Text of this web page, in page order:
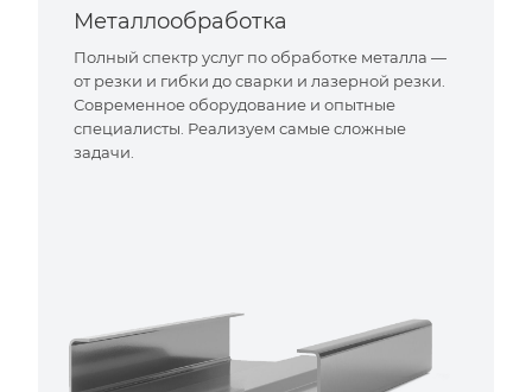
Металлообработка
Полный спектр услуг по обработке металла —
от резки и гибки до сварки и лазерной резки.
Современное оборудование и опытные
специалисты. Реализуем самые сложные
задачи.